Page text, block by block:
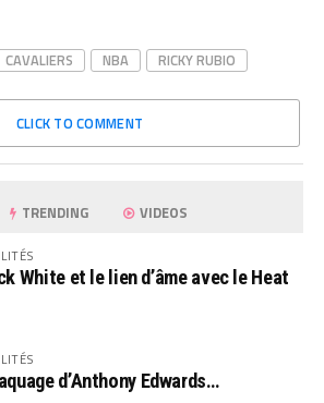
CAVALIERS NBA RICKY RUBIO
CLICK TO COMMENT
TRENDING VIDEOS
White et le lien d’âme avec le Heat
d’Anthony Edwards…